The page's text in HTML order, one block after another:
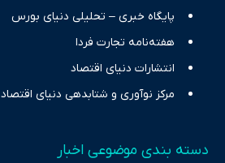
پایگاه خبری – تحلیلی دنیای بورس
هفته‌نامه تجارت فردا
انتشارات دنیای اقتصاد
مرکز نوآوری و شتابدهی دنیای اقتصاد
دسته بندی موضوعی اخبار